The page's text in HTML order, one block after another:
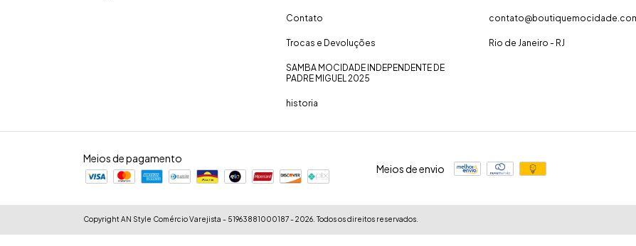
Contato
Trocas e Devoluções
SAMBA MOCIDADE INDEPENDENTE DE
PADRE MIGUEL 2025
historia
Rio de Janeiro - RJ
Meios de pagamento
Meios de envio
Copyright AN Style Comércio Varejista - 51963881000187 - 2026. Todos os direitos reservados.